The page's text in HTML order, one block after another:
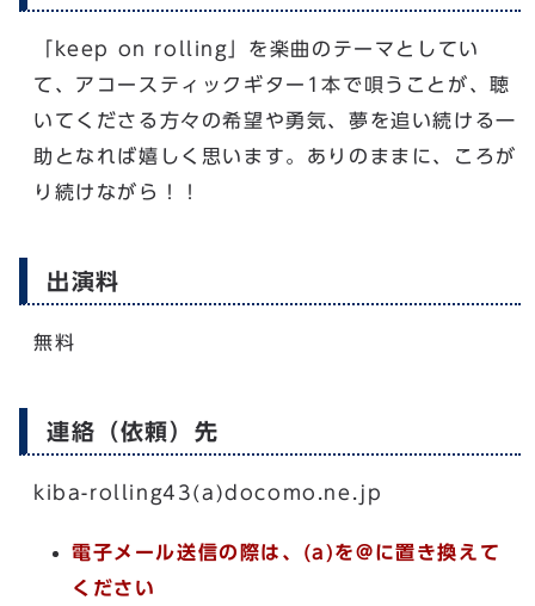
「keep on rolling」を楽曲のテーマとしてい
て、アコースティックギター1本で唄うことが、聴
いてくださる方々の希望や勇気、夢を追い続ける一
助となれば嬉しく思います。ありのままに、ころが
り続けながら！！
出演料
無料
連絡（依頼）先
kiba-rolling43(a)docomo.ne.jp
電子メール送信の際は、(a)を@に置き換えて
ください